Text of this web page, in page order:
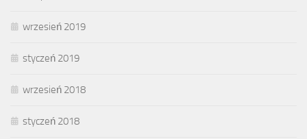
wrzesień 2019
styczeń 2019
wrzesień 2018
styczeń 2018